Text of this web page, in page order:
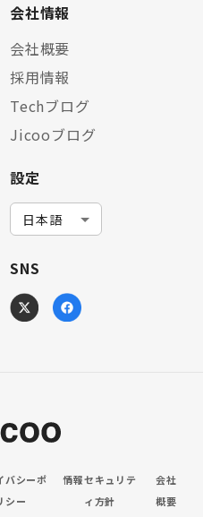
会社情報
会社概要
採用情報
Techブログ
Jicooブログ
設定
SNS
バシーポ
シー
情報セキュリテ
ィ方針
会社
概要